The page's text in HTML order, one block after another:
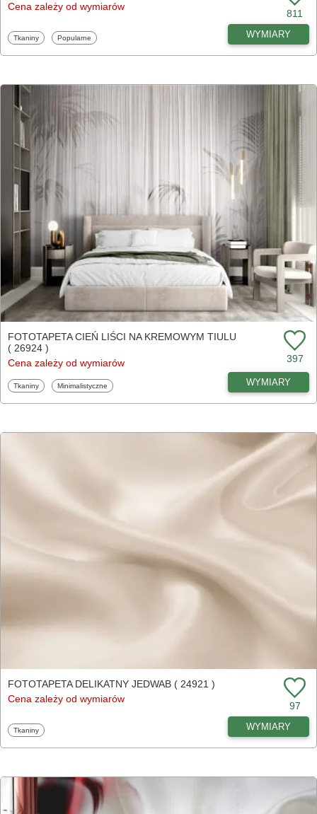
Cena zależy od wymiarów
811
Fototapety
Tkaniny Fototapety
Popularne WYMIARY
FOTOTAPETA CIEŃ LIŚCI NA KREMOWYM TIULU
( 26924 )
Cena zależy od wymiarów
397
Fototapety
Tkaniny Fototapety
Minimalistyczne WYMIARY
FOTOTAPETA DELIKATNY JEDWAB ( 24921 )
Cena zależy od wymiarów
97
Fototapety
Tkaniny WYMIARY